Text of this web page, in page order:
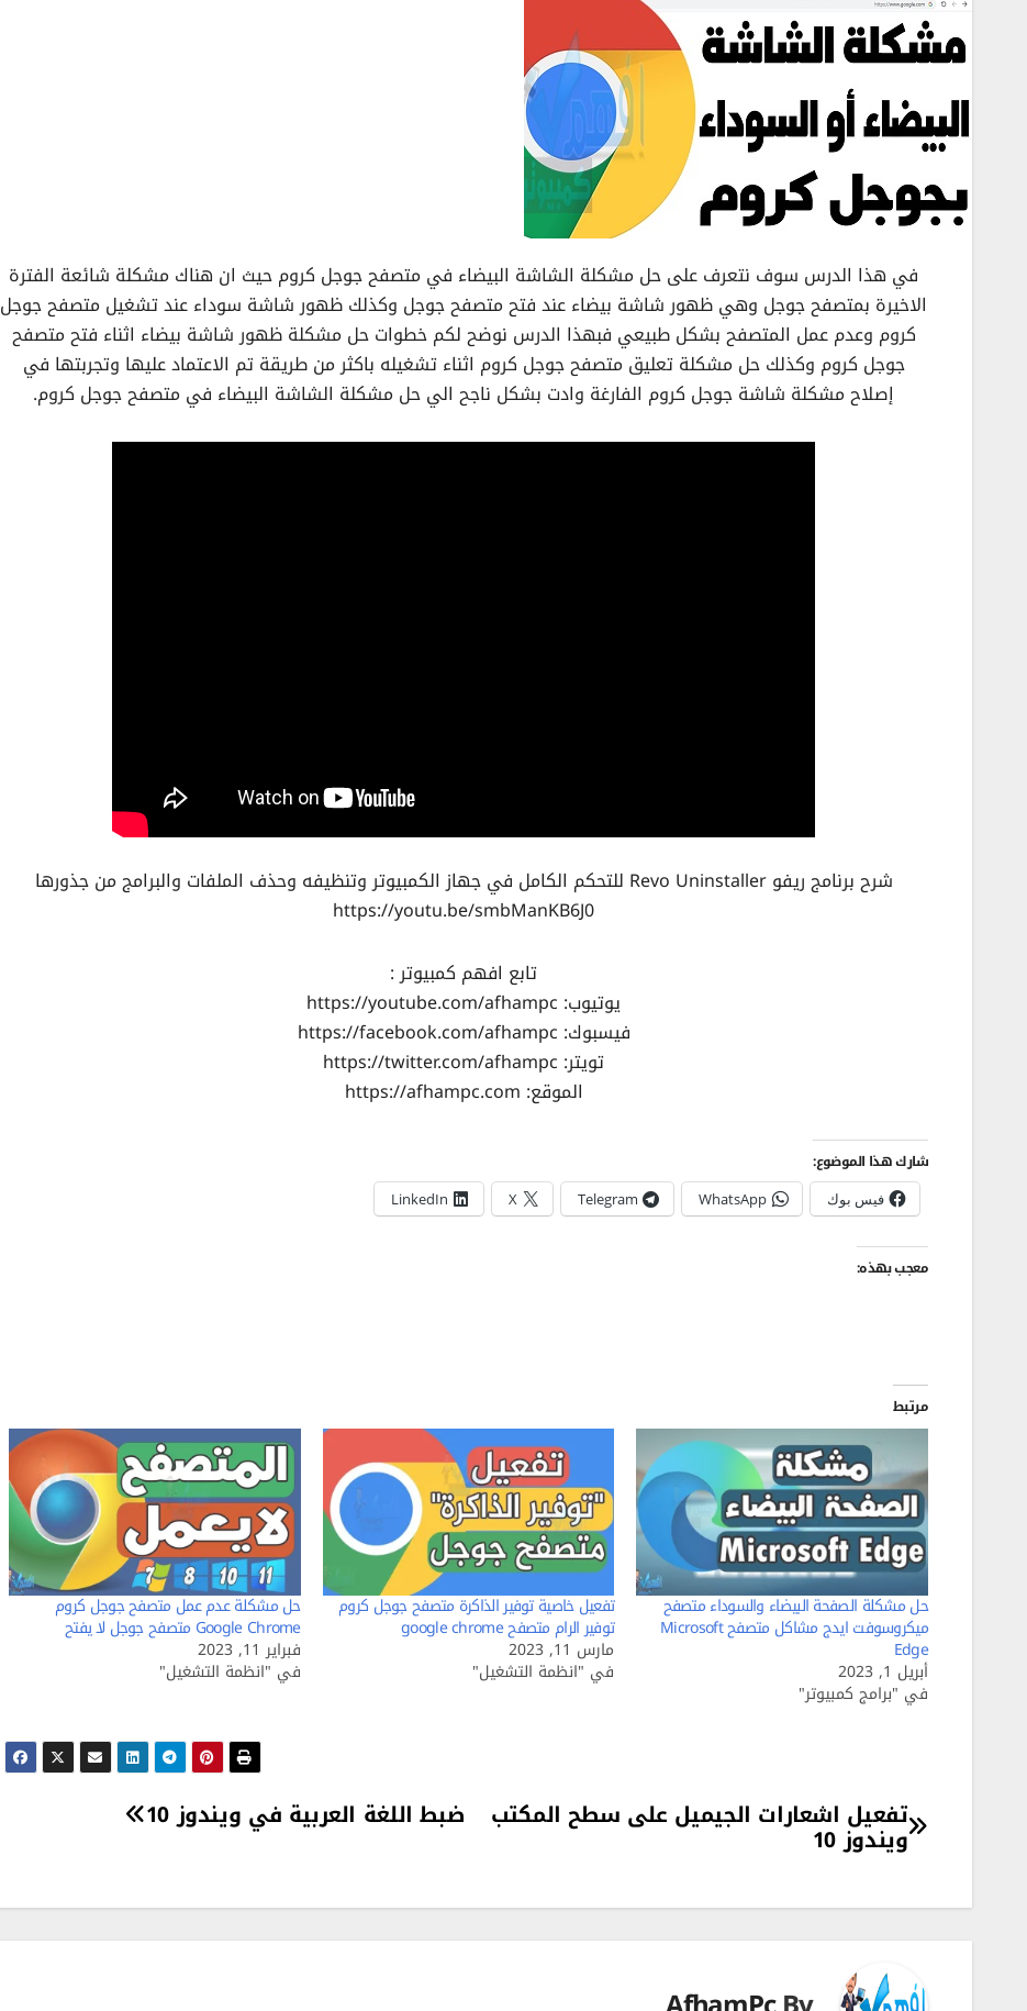
في هذا الدرس سوف نتعرف على حل مشكلة الشاشة البيضاء في متصفح جوجل كروم حيث ان هناك مشكلة شائعة الفترة
الاخيرة بمتصفح جوجل وهي ظهور شاشة بيضاء عند فتح متصفح جوجل وكذلك ظهور شاشة سوداء عند تشغيل متصفح جوجل
كروم وعدم عمل المتصفح بشكل طبيعي فبهذا الدرس نوضح لكم خطوات حل مشكلة ظهور شاشة بيضاء اثناء فتح متصفح
جوجل كروم وكذلك حل مشكلة تعليق متصفح جوجل كروم اثناء تشغيله باكثر من طريقة تم الاعتماد عليها وتجربتها في
إصلاح مشكلة شاشة جوجل كروم الفارغة وادت بشكل ناجح الي حل مشكلة الشاشة البيضاء في متصفح جوجل كروم.
شرح برنامج ريفو Revo Uninstaller للتحكم الكامل في جهاز الكمبيوتر وتنظيفه وحذف الملفات والبرامج من جذورها
https://youtu.be/smbManKB6J0
تابع افهم كمبيوتر :
يوتيوب: https://youtube.com/afhampc
فيسبوك: https://facebook.com/afhampc
تويتر: https://twitter.com/afhampc
الموقع: https://afhampc.com
شارك هذا الموضوع:
فيس بوك WhatsApp
Telegram
X
LinkedIn
معجب بهذه:
مرتبط
حل مشكلة الصفحة البيضاء والسوداء متصفح
ميكروسوفت ايدج مشاكل متصفح Microsoft
Edge
أبريل 1, 2023
في "برامج كمبيوتر"
تفعيل خاصية توفير الذاكرة متصفح جوجل كروم
توفير الرام متصفح google chrome
مارس 11, 2023
في "انظمة التشغيل"
حل مشكلة عدم عمل متصفح جوجل كروم
Google Chrome متصفح جوجل لا يفتح
فبراير 11, 2023
في "انظمة التشغيل"
تصفّح
المقالات
ضبط اللغة العربية في ويندوز 10 تفعيل اشعارات الجيميل على سطح المكتب
ويندوز 10